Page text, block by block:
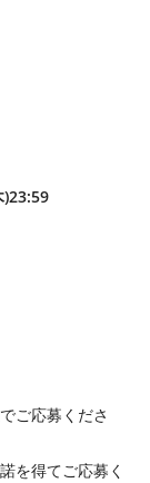
)23:59
ご応募くださ
を得てご応募く